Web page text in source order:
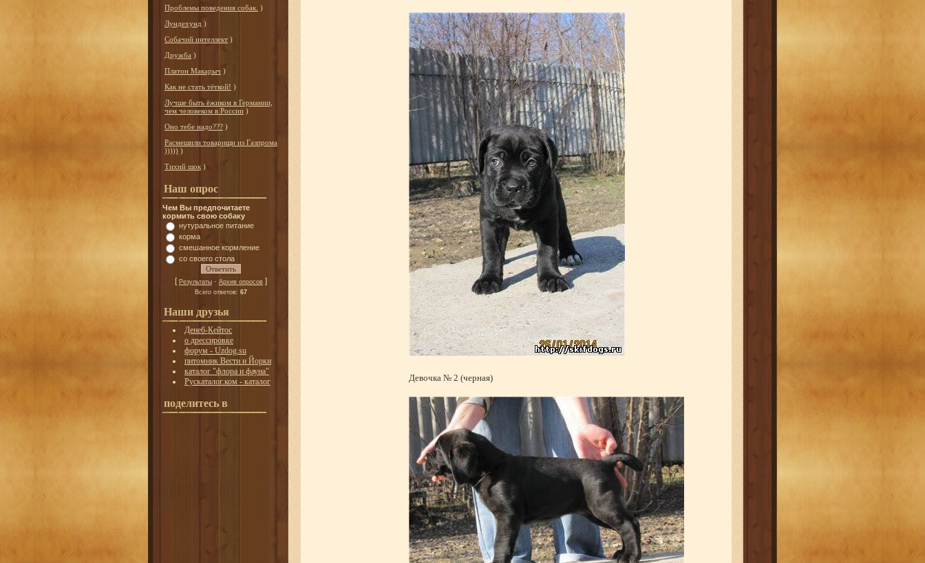
Проблемы поведения собак. )
Лундехунд )
Собачий интеллект )
Дружба )
Платон Макарыч )
Как не стать тёткой! )
Лучше быть ёжиком в Германии,
чем человеком в России )
Оно тебе надо??? )
Расмешили товарищи из Газпрома
))))) )
Тихий шок )
Наш опрос
Чем Вы предпочитаете
кормить свою собаку
нутуральное питание
корма
смешанное кормление
со своего стола
[ Результаты · Архив опросов ]
Всего ответов: 67
Наши друзья
Денеб-Кейтос
о дрессировке
форум - Uzdog.su
питомник Вести и Йорки
каталог "флора и фауна"
Рускаталог.ком - каталог
поделитесь в
Девочка № 2 (черная)